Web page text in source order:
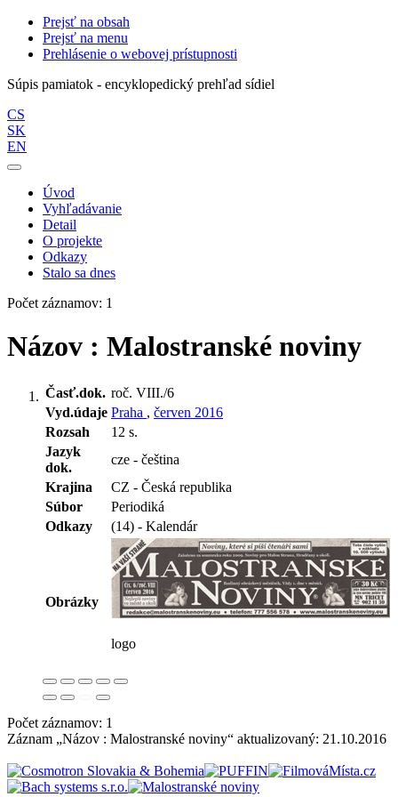
Prejsť na obsah
Prejsť na menu
Prehlásenie o webovej prístupnosti
Súpis pamiatok - encyklopedický prehľad sídiel
CS
SK
EN
Úvod
Vyhľadávanie
Detail
O projekte
Odkazy
Stalo sa dnes
Počet záznamov: 1
Názov : Malostranské noviny
Časť.dok. roč. VIII./6
Vyd.údaje Praha , červen 2016
Rozsah
12 s.
Jazyk
dok.
cze - čeština
Krajina
CZ - Česká republika
Súbor
Periodiká
Odkazy
(14) - Kalendár
Obrázky
logo
Počet záznamov: 1
Záznam „Názov : Malostranské noviny“ aktualizovaný: 21.10.2016